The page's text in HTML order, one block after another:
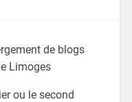
de blogs
Limoges
ou le second